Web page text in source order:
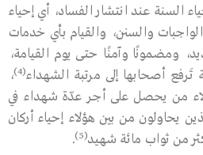
السنة عند انتشار الفساد، أي إحياء
والسنن، والقيام بأي خدمات
ومضمونًا وآمنًا حتى يوم القيامة،
أصحابها إلى مرتبة الشهداء(4)
،
من يحصل على أجر عدّة شهداء في
يحاولون من بين هؤلاء إحياء أركان
من ثواب مائة شهيد(5)
.